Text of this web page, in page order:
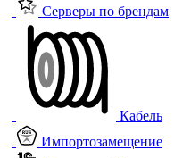
Серверы по брендам
Кабель
Импортозамещение